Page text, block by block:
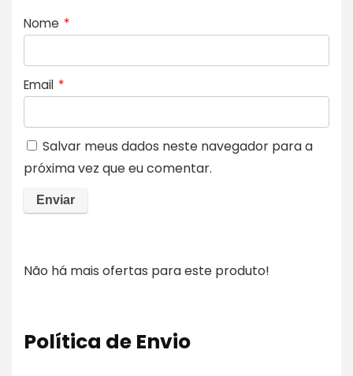
Nome *
Email *
Salvar meus dados neste navegador para a
próxima vez que eu comentar.
Não há mais ofertas para este produto!
Política de Envio